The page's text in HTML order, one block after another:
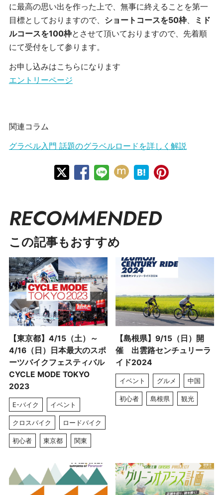
に最高の思い出を作った上で、無事に終えることを第一
目標としておりますので、 ショートコースを50枠、
ミド
ルコースを100枠とさせて頂いておりますので、先着順
にて受付をして参ります。
お申し込みはこちらになります
エントリーページ
関連コラム
グラベル入門 話題のグラベルロードを詳しく解説
RECOMMENDED
この記事もおすすめ
【東京都】4/15（土）～
4/16（日）日本最大のスポ
ーツバイクフェスティバル
CYCLE MODE TOKYO
2023
E-バイク イベント
クロスバイク ロードバイク
初心者 東京都 関東
【島根県】9/15（日）開
催 出雲路センチュリーラ
イド2024
イベント グルメ 中国
初心者 島根県 観光